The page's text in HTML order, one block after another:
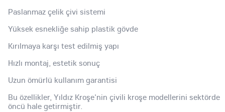
Paslanmaz çelik çivi sistemi
Yüksek esnekliğe sahip plastik gövde
Kırılmaya karşı test edilmiş yapı
Hızlı montaj, estetik sonuç
Uzun ömürlü kullanım garantisi
Bu özellikler, Yıldız Kroşe'nin çivili kroşe modellerini sektörde
öncü hale getirmiştir.